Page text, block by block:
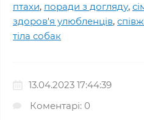
птахи, поради з догляду,
здоров'я улюбленців,
тіла собак
13.04.2023 17:44:39
Коментарі: 0